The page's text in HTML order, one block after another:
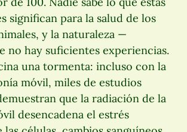
significan para la salud de los
y la naturaleza —
no hay suficientes experiencias.
una tormenta: incluso con la
móvil, miles de estudios
que la radiación de la
desencadena el estrés